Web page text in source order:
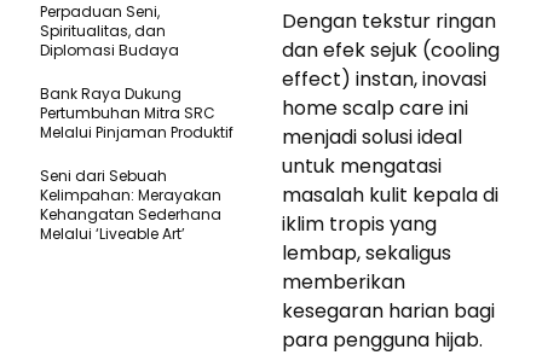
Dengan tekstur ringan
dan efek sejuk (cooling
effect) instan, inovasi
home scalp care ini
menjadi solusi ideal
untuk mengatasi
masalah kulit kepala di
iklim tropis yang
lembap, sekaligus
memberikan
kesegaran harian bagi
para pengguna hijab.
Perpaduan Seni,
Spiritualitas, dan
Diplomasi Budaya
Bank Raya Dukung
Pertumbuhan Mitra SRC
Melalui Pinjaman Produktif
Seni dari Sebuah
Kelimpahan: Merayakan
Kehangatan Sederhana
Melalui ‘Liveable Art’